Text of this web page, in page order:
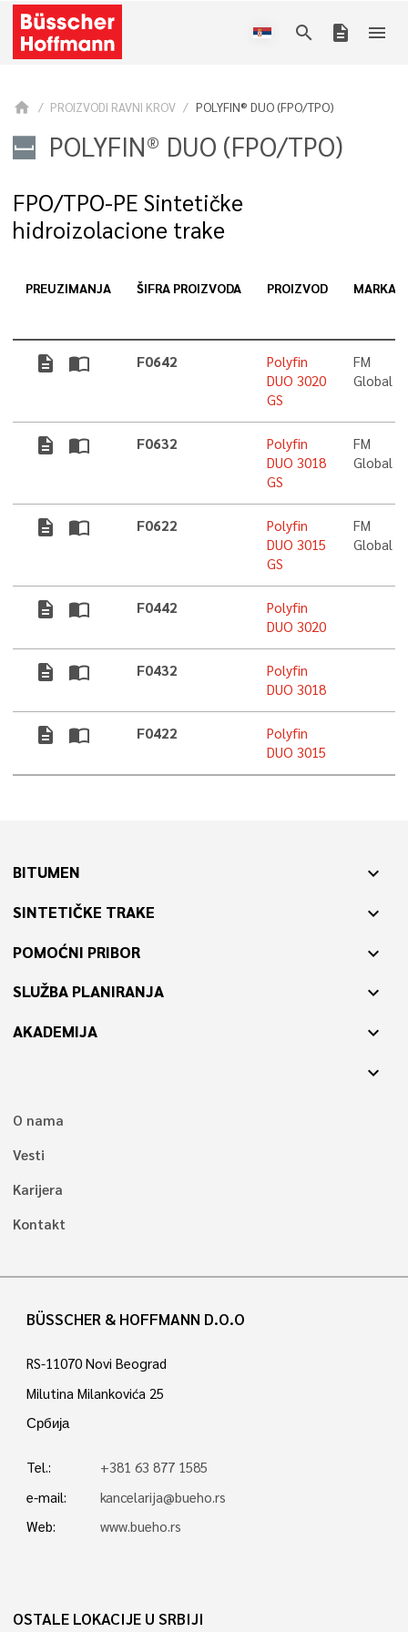
search description menu
home PROIZVODI RAVNI KROV POLYFIN® DUO (FPO/TPO)
POLYFIN® DUO (FPO/TPO)
FPO/TPO-PE Sintetičke
hidroizolacione trake
PREUZIMANJA ŠIFRA PROIZVODA PROIZVOD MARKA
description import_contacts F0642
Polyfin
DUO 3020
GS
FM
Global
description import_contacts F0632
Polyfin
DUO 3018
GS
FM
Global
description import_contacts F0622
Polyfin
DUO 3015
GS
FM
Global
description import_contacts F0442
Polyfin
DUO 3020
description import_contacts F0432
Polyfin
DUO 3018
description import_contacts F0422
Polyfin
DUO 3015
BITUMEN expand_more
SINTETIČKE TRAKE expand_more
POMOĆNI PRIBOR expand_more
SLUŽBA PLANIRANJA expand_more
AKADEMIJA
expand_more
expand_more
O nama
Vesti
Karijera
Kontakt
BÜSSCHER & HOFFMANN D.O.O
RS-11070 Novi Beograd
Milutina Milankovića 25
Србија
Tel.:
+381 63 877 1585
e-mail:
kancelarija@bueho.rs
Web:
www.bueho.rs
OSTALE LOKACIJE U SRBIJI